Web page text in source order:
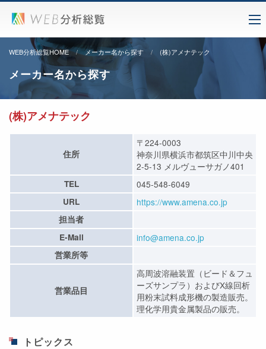
WEB分析総覧HOME メーカー名から探す (株)アメナテック
メーカー名から探す
(株)アメナテック
住所
〒224-0003
神奈川県横浜市都筑区中川中央
2-5-13 メルヴューサガノ401
TEL 045-548-6049
URL https://www.amena.co.jp
担当者
E-Mail
info@amena.co.jp
営業所等
営業品目
高周波溶融装置（ビード＆フュ
ーズサンプラ）およびX線回析
用粉末試料成形機の製造販売。
理化学用貴金属製品の販売。
トピックス